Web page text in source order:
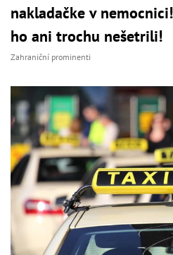
nakladačke v
ho ani trochu nešetrili!
Zahraniční prominenti